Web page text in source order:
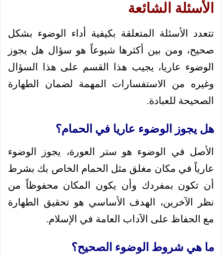
الأسئلة الشائعة
تتعدد الأسئلة المتعلقة بكيفية أداء الوضوء بشكل
صحيح، ومن بين أكثرها شيوعاً هو سؤال هل يجوز
الوضوء عاريا، يجيب هذا القسم على هذا السؤال
وغيره من الاستفسارات المهمة لضمان الطهارة
الصحيحة للعبادة.
هل يجوز الوضوء عاريا في الحمام؟
الأصل في الوضوء هو ستر العورة، يجوز الوضوء
عارياً في مكان مغلق مثل الحمام الخاص بك بشرط
أن تكون بمفردك وأن يكون المكان محفوظاً من
نظر الآخرين، الهدف الأساسي هو تحقيق الطهارة
مع الحفاظ على الآداب العامة في الإسلام.
ما هي شروط الوضوء الصحيح؟